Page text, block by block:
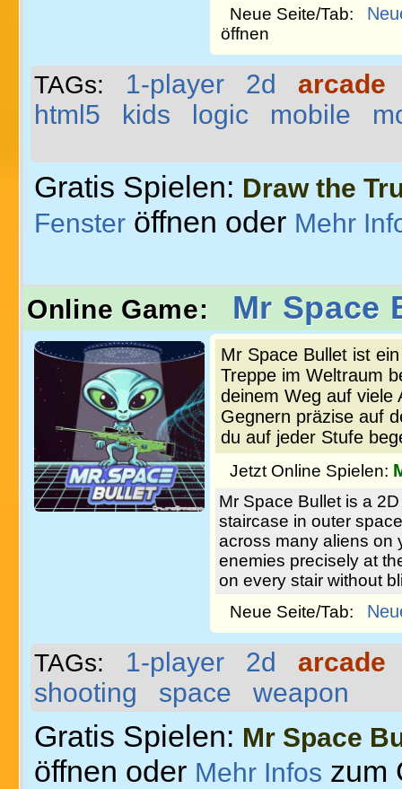
Neue Seite/Tab:
öffnen
TAGs: 1-player 2d
arcade
html5
kids logic mobile
Gratis Spielen: Draw the
Fenster öffnen oder Mehr
Online Game: Mr Space
Mr Space Bullet ist
Treppe im Weltraum
deinem Weg auf viele
Gegnern präzise auf
du auf jeder Stufe
Jetzt Online Spielen:
Mr Space Bullet is a
staircase in outer
across many aliens on
enemies precisely at
on every stair without
Neue Seite/Tab:
TAGs: 1-player 2d
arcade
shooting
space weapon
Gratis Spielen: Mr Space
öffnen oder Mehr Infos zum